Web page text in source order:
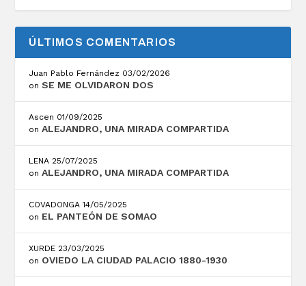
ÚLTIMOS COMENTARIOS
Juan Pablo Fernández 03/02/2026
onSE ME OLVIDARON DOS
Ascen 01/09/2025
onALEJANDRO, UNA MIRADA COMPARTIDA
LENA 25/07/2025
onALEJANDRO, UNA MIRADA COMPARTIDA
COVADONGA 14/05/2025
on EL PANTEÓN DE SOMAO
XURDE 23/03/2025
on OVIEDO LA CIUDAD PALACIO 1880-1930